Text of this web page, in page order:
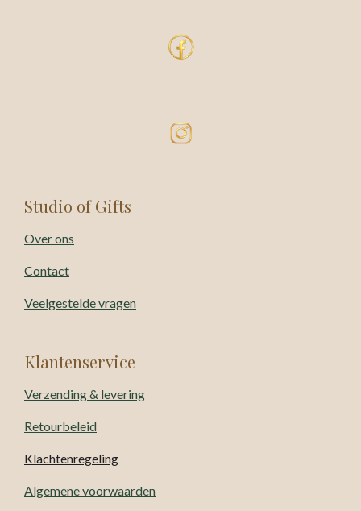
Studio of Gifts
Over ons
Contact
Veelgestelde vragen
Klantenservice
Verzending & levering
Retourbeleid
Klachtenregeling
Algemene voorwaarden